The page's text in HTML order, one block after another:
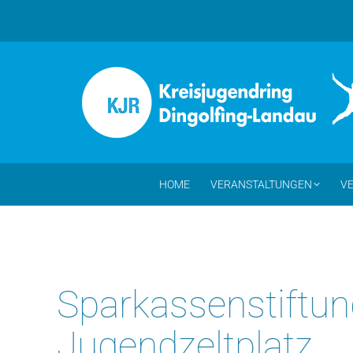
HOME VERANSTALTUNGEN